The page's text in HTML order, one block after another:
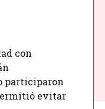
con
participaron
evitar